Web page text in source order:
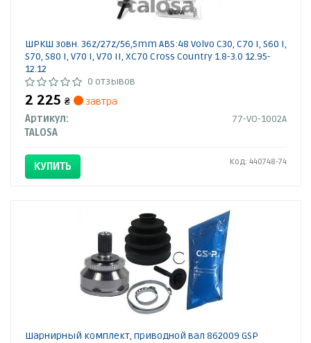
ШРКШ зовн. 36z/27z/56,5mm ABS:48 Volvo C30, C70 I, S60 I,
S70, S80 I, V70 I, V70 II, XC70 Cross Country 1.8-3.0 12.95-
12.12
0 отзывов
2 225 ₴
завтра
Артикул:
77-VO-1002A
TALOSA
КУПИТЬ Код: 440748-74
Шарнирный комплект, приводной вал 862009 GSP